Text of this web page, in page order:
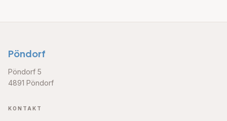
Pöndorf
Pöndorf 5
4891 Pöndorf
KONTAKT